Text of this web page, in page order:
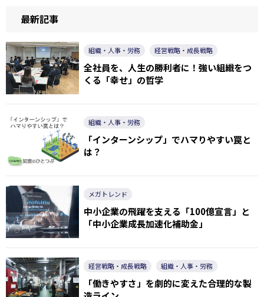
最新記事
組織・人事・労務 経営戦略・成長戦略
全社員を、人生の勝利者に！強い組織をつ
くる「幸せ」の哲学
組織・人事・労務
「インターンシップ」でハマりやすい罠と
は？
メガトレンド
中小企業の飛躍を支える「100億宣言」と
「中小企業成長加速化補助金」
経営戦略・成長戦略 組織・人事・労務
「働きやすさ」を劇的に変えた合理的な製